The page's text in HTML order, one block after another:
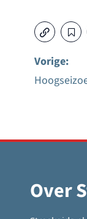
Bericht
Vorige:
Over